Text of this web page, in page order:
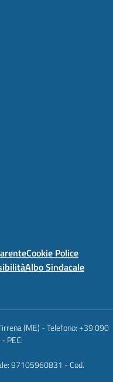
Cookie Police
Albo Sindacale
(ME) - Telefono: +39 090
PEC:
97105960831 - Cod.